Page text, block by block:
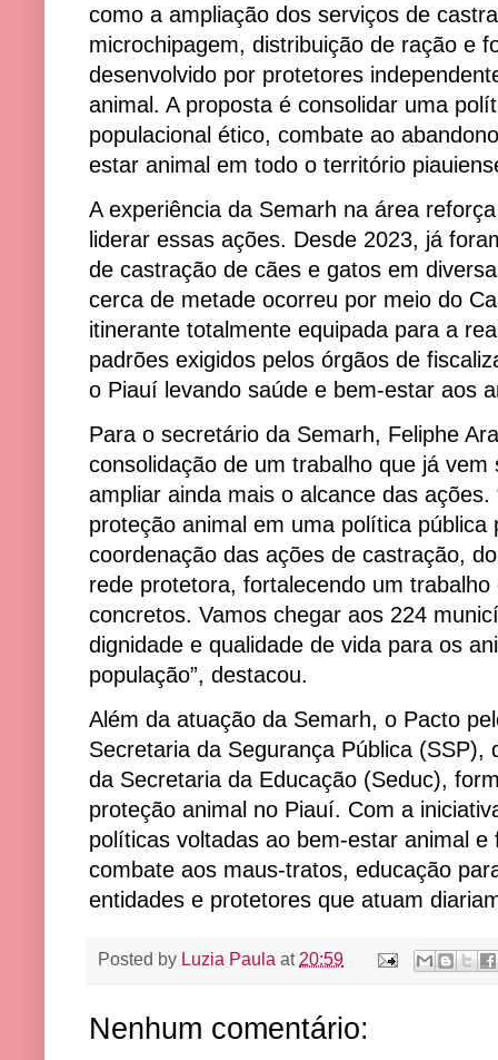
como a ampliação dos serviços de
microchipagem, distribuição de ração e
desenvolvido por protetores
animal. A proposta é consolidar uma
populacional ético, combate ao
estar animal em todo o território
A experiência da Semarh na área
liderar essas ações. Desde 2023, já
de castração de cães e gatos em
cerca de metade ocorreu por meio do
itinerante totalmente equipada para a
padrões exigidos pelos órgãos de
o Piauí levando saúde e bem-estar aos
Para o secretário da Semarh, Feliphe
consolidação de um trabalho que já
ampliar ainda mais o alcance das
proteção animal em uma política
coordenação das ações de castração,
rede protetora, fortalecendo um
concretos. Vamos chegar aos 224
dignidade e qualidade de vida para os
população”, destacou.
Além da atuação da Semarh, o Pacto
Secretaria da Segurança Pública
da Secretaria da Educação (Seduc),
proteção animal no Piauí. Com a
políticas voltadas ao bem-estar animal
combate aos maus-tratos, educação
entidades e protetores que atuam
Posted by Luzia Paula at 20:59
Nenhum comentário: